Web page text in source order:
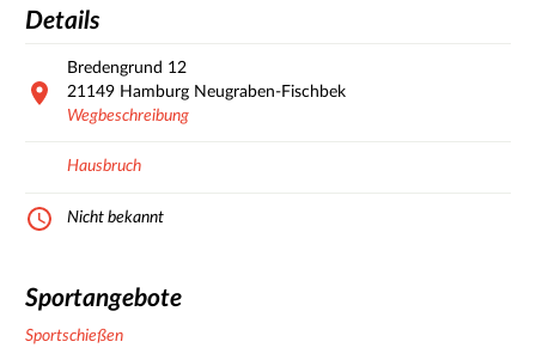
Details
Bredengrund 12
21149 Hamburg Neugraben-Fischbek
Wegbeschreibung
Hausbruch
Nicht bekannt
Sportangebote
Sportschießen